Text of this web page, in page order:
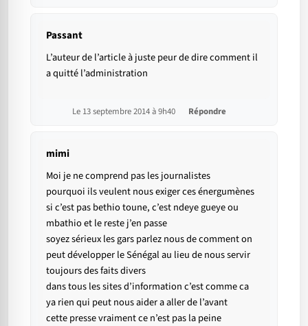
Passant
L’auteur de l’article à juste peur de dire comment il
a quitté l’administration
Le 13 septembre 2014 à 9h40 Répondre
mimi
Moi je ne comprend pas les journalistes
pourquoi ils veulent nous exiger ces énergumènes
si c’est pas bethio toune, c’est ndeye gueye ou
mbathio et le reste j’en passe
soyez sérieux les gars parlez nous de comment on
peut développer le Sénégal au lieu de nous servir
toujours des faits divers
dans tous les sites d’information c’est comme ca
ya rien qui peut nous aider a aller de l’avant
cette presse vraiment ce n’est pas la peine